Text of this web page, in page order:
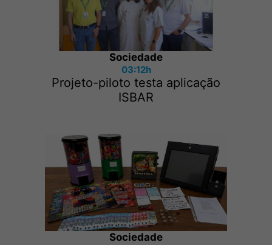
Sociedade
03:12h
Projeto-piloto testa aplicação
ISBAR
Sociedade